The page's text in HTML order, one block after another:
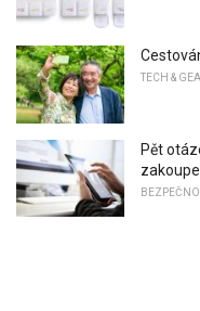
TECH &
Pět